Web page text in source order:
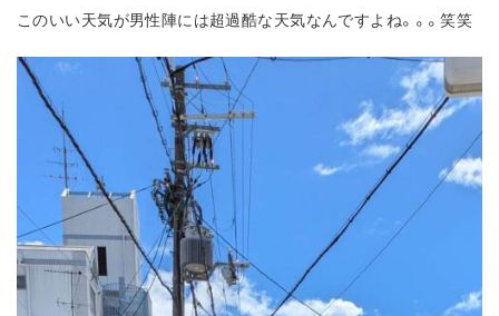
このいい天気が男性陣には超過酷な天気なんですよね。。。笑笑